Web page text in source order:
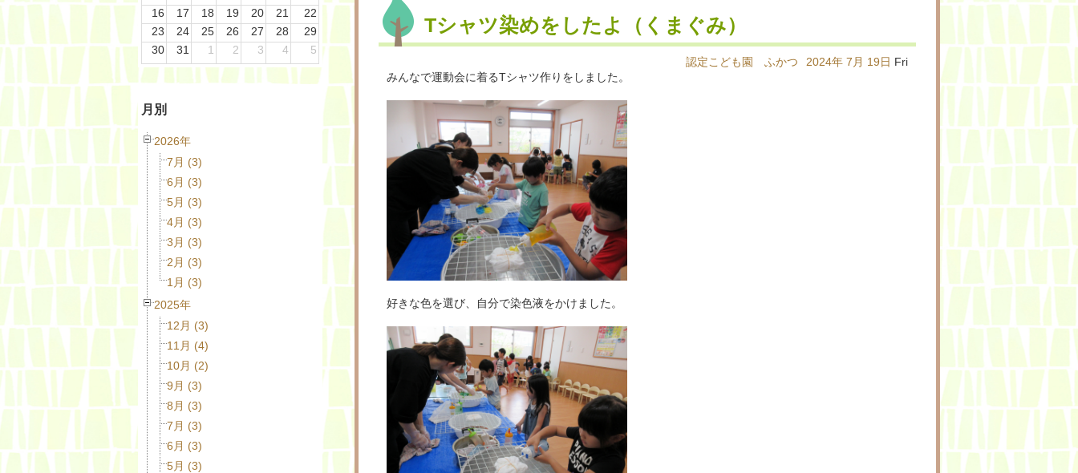
16
17 18 19 20 21
22
23
24 25 26 27 28
29
30
31 1 2 3 4 5
月別
2026年
7月 (3)
6月 (3)
5月 (3)
4月 (3)
3月 (3)
2月 (3)
1月 (3)
2025年
12月 (3)
11月 (4)
10月 (2)
9月 (3)
8月 (3)
7月 (3)
6月 (3)
5月 (3)
Tシャツ染めをしたよ（くまぐみ）
2024年 7月 19日 Fri
認定こども園 ふかつ
みんなで運動会に着るTシャツ作りをしました。
好きな色を選び、自分で染色液をかけました。